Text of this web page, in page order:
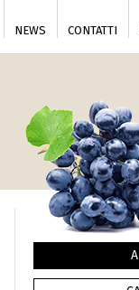
NEWS CONTATTI